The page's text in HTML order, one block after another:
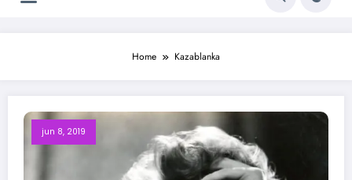
Home Kazablanka
jun 8, 2019